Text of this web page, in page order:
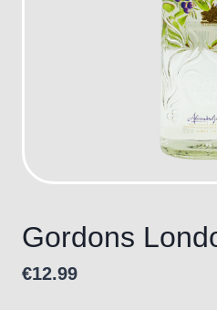
Gordons
€12.99